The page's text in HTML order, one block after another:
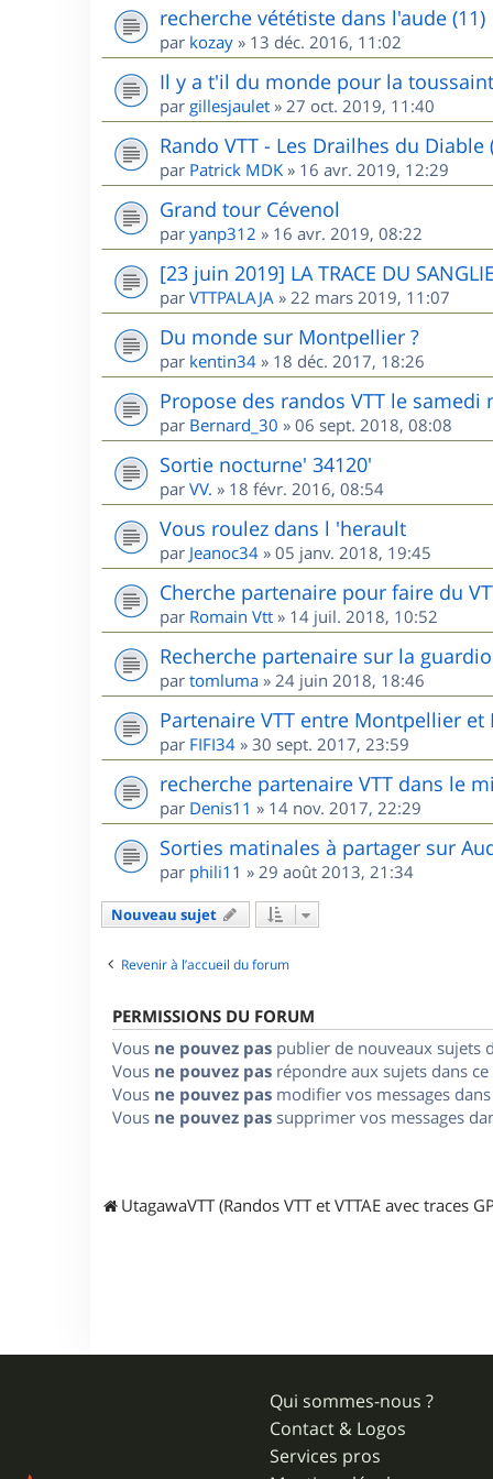
recherche vététiste dans l'aude (11)
par kozay » 13 déc. 2016, 11:02
Il y a t'il du monde pour la
par gillesjaulet » 27 oct. 2019, 11:40
Rando VTT - Les Drailhes du Diable
par Patrick MDK » 16 avr. 2019, 12:29
Grand tour Cévenol
par yanp312 » 16 avr. 2019, 08:22
[23 juin 2019] LA TRACE DU
par VTTPALAJA » 22 mars 2019, 11:07
Du monde sur Montpellier ?
par kentin34 » 18 déc. 2017, 18:26
Propose des randos VTT le
par Bernard_30 » 06 sept. 2018, 08:08
Sortie nocturne' 34120'
par VV. » 18 févr. 2016, 08:54
Vous roulez dans l 'herault
par Jeanoc34 » 05 janv. 2018, 19:45
Cherche partenaire pour faire du
par Romain Vtt » 14 juil. 2018, 10:52
Recherche partenaire sur la
par tomluma » 24 juin 2018, 18:46
Partenaire VTT entre Montpellier et
par FIFI34 » 30 sept. 2017, 23:59
recherche partenaire VTT dans le
par Denis11 » 14 nov. 2017, 22:29
Sorties matinales à partager sur
par phili11 » 29 août 2013, 21:34
Nouveau sujet
Revenir à l’accueil du forum
PERMISSIONS DU FORUM
Vous ne pouvez pas publier de nouveaux sujets
Vous ne pouvez pas répondre aux sujets dans
Vous ne pouvez pas modifier vos messages
Vous ne pouvez pas supprimer vos messages
UtagawaVTT (Randos VTT et VTTAE avec traces
Qui sommes-nous ?
Contact & Logos
Services pros